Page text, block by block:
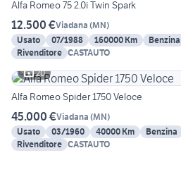
Alfa Romeo 75 2.0i Twin Spark
12.500 €Viadana (MN)
Usato
07/1988 160000 Km Benzina
Rivenditore CASTAUTO
20
Alfa Romeo Spider 1750 Veloce
45.000 €Viadana (MN)
Usato
03/1960 40000 Km Benzina
Rivenditore CASTAUTO